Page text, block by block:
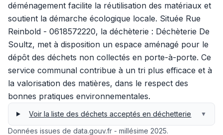
déménagement facilite la réutilisation des matériaux et
soutient la démarche écologique locale. Située Rue
Reinbold - 0618572220, la déchèterie : Déchèterie De
Soultz, met à disposition un espace aménagé pour le
dépôt des déchets non collectés en porte-à-porte. Ce
service communal contribue à un tri plus efficace et à
la valorisation des matières, dans le respect des
bonnes pratiques environnementales.
Voir la liste des déchets acceptés en déchetterie ▼
Données issues de data.gouv.fr - millésime 2025.